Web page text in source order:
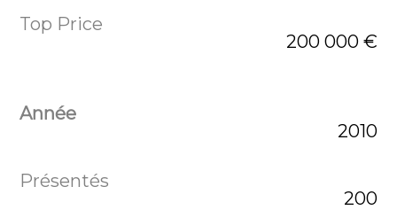
200 000 €
2010
200